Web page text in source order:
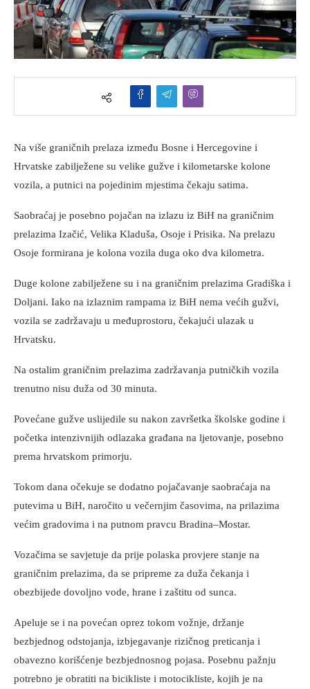
Na više graničnih prelaza između Bosne i Hercegovine i
Hrvatske zabilježene su velike gužve i kilometarske kolone
vozila, a putnici na pojedinim mjestima čekaju satima.
Saobraćaj je posebno pojačan na izlazu iz BiH na graničnim
prelazima Izačić, Velika Kladuša, Osoje i Prisika. Na prelazu
Osoje formirana je kolona vozila duga oko dva kilometra.
Duge kolone zabilježene su i na graničnim prelazima Gradiška i
Doljani. Iako na izlaznim rampama iz BiH nema većih gužvi,
vozila se zadržavaju u međuprostoru, čekajući ulazak u
Hrvatsku.
Na ostalim graničnim prelazima zadržavanja putničkih vozila
trenutno nisu duža od 30 minuta.
Povećane gužve uslijedile su nakon završetka školske godine i
početka intenzivnijih odlazaka građana na ljetovanje, posebno
prema hrvatskom primorju.
Tokom dana očekuje se dodatno pojačavanje saobraćaja na
putevima u BiH, naročito u večernjim časovima, na prilazima
većim gradovima i na putnom pravcu Bradina–Mostar.
Vozačima se savjetuje da prije polaska provjere stanje na
graničnim prelazima, da se pripreme za duža čekanja i
obezbijede dovoljno vode, hrane i zaštitu od sunca.
Apeluje se i na povećan oprez tokom vožnje, držanje
bezbjednog odstojanja, izbjegavanje rizičnog preticanja i
obavezno korišćenje bezbjednosnog pojasa. Posebnu pažnju
potrebno je obratiti na bicikliste i motocikliste, kojih je na